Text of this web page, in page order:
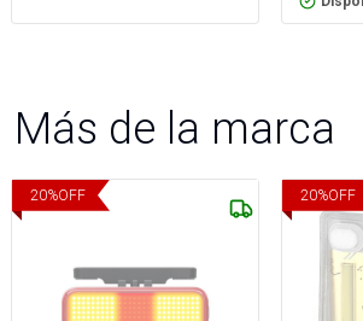
Más de la marca
20%OFF 20%OFF